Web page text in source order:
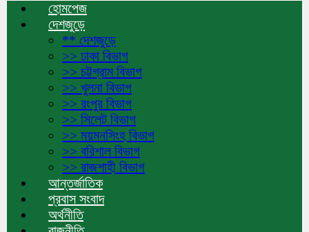
হোমপেজ
দেশজুড়ে
** দেশজুড়ে
>> ঢাকা বিভাগ
>> চট্টগ্রাম বিভাগ
>> খুলনা বিভাগ
>> রংপুর বিভাগ
>> সিলেট বিভাগ
>> ময়মনসিংহ বিভাগ
>> বরিশাল বিভাগ
>> রাজশাহী বিভাগ
আন্তর্জাতিক
প্রবাস সংবাদ
অর্থনীতি